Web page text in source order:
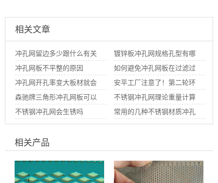
相关文章
冲孔网留边多少跟什么有关
系
镀锌板冲孔网规格孔型有哪
些
冲孔网板不平整的原因
如何避免冲孔网板在过滤过
程中堵塞呢
冲孔网开孔率变大板材就会
越变形呢
安平工厂注意了！第二轮环
保风暴
森驰牌三角形冲孔网板可以
使用那些材质生产？
不锈钢冲孔网理论重量计算
公式
不锈钢冲孔网会生锈吗
常用的几种不锈钢材质冲孔
网板材化学成分介绍
相关产品